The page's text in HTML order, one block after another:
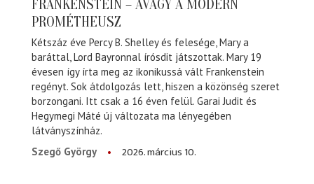
FRANKENSTEIN – AVAGY A MODERN
PROMÉTHEUSZ
Kétszáz éve Percy B. Shelley és felesége, Mary a
baráttal, Lord Bayronnal írósdit játszottak. Mary 19
évesen így írta meg az ikonikussá vált Frankenstein
regényt. Sok átdolgozás lett, hiszen a közönség szeret
borzongani. Itt csak a 16 éven felül. Garai Judit és
Hegymegi Máté új változata ma lényegében
látványszínház.
Szegő György
2026. március 10.